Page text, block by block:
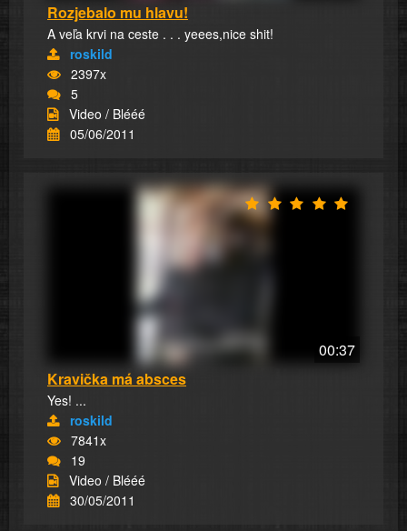
Rozjebalo mu hlavu!
A veľa krvi na ceste . . . yeees,nice shit!
roskild
2397x
5
Video / Blééé
05/06/2011
00:37
Kravička má absces
Yes! ...
roskild
7841x
19
Video / Blééé
30/05/2011